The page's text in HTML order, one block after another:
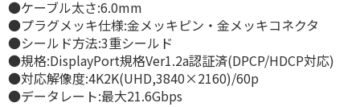
●ケーブル太さ:6.0mm
●プラグメッキ仕様:金メッキピン・金メッキコネクタ
●シールド方法:3重シールド
●規格:DisplayPort規格Ver1.2a認証済(DPCP/HDCP対応)
●対応解像度:4K2K(UHD,3840×2160)/60p
●データレート:最大21.6Gbps